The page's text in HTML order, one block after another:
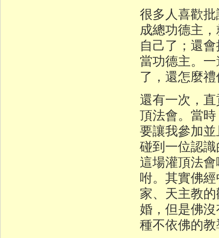
很多人喜歡
成總功德主
自己了；還
當功德主。
了，還怎麼
還有一次，
頂法會。當
要讓我參加
碰到一位認
這場灌頂法
咐。其實佛
家、天主教
婚，但是佛
種不依佛的